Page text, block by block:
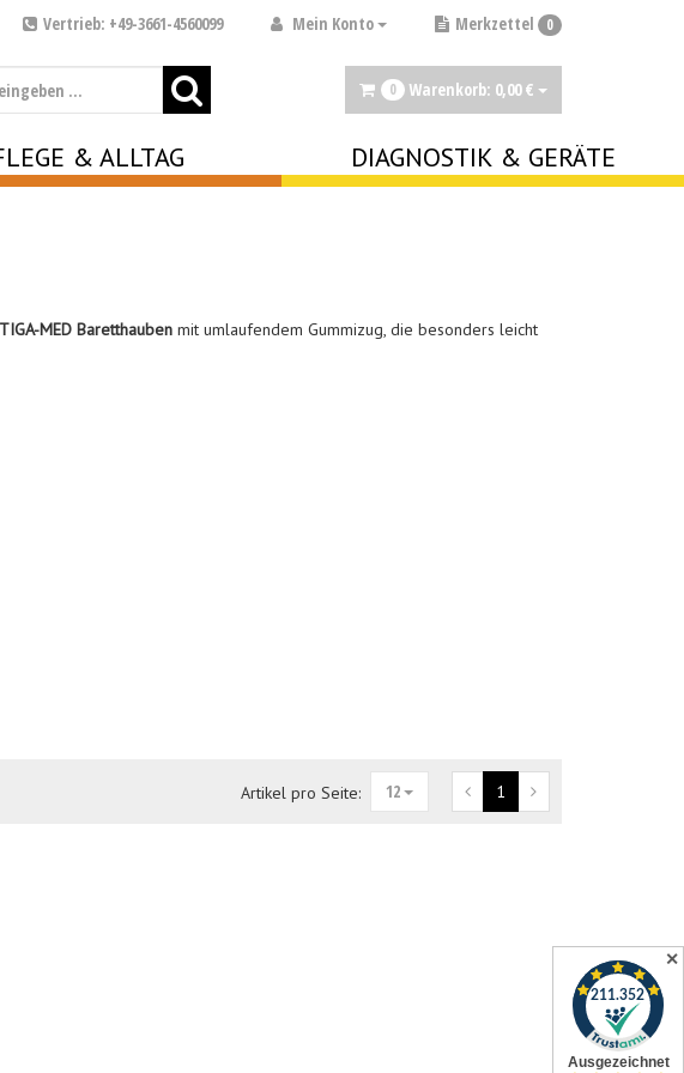
✕
Merkzettel 0
Mein Konto
Vertrieb: +49-3661-4560099
0 Warenkorb: 0,00 €
& ALLTAG DIAGNOSTIK & GERÄTE
TIGA-MED Baretthaubenmit umlaufendem Gummizug, die besonders leicht
1
Artikel pro Seite: 12